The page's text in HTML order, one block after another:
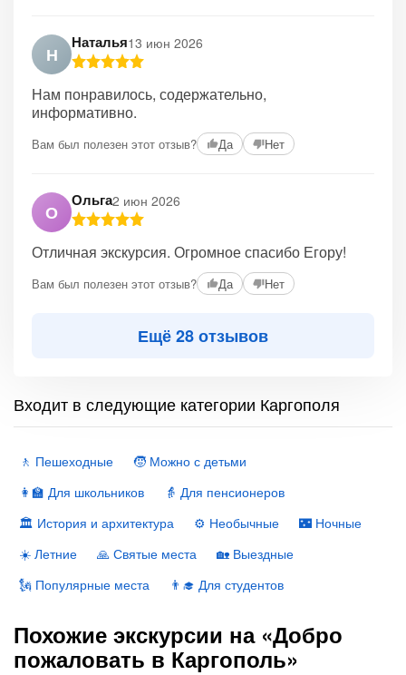
Н
Наталья13 июн 2026
Нам понравилось, содержательно,
информативно.
Вам был полезен этот отзыв? Да Нет
О
Ольга2 июн 2026
Отличная экскурсия. Огромное спасибо Егору!
Вам был полезен этот отзыв? Да Нет
Ещё 28 отзывов
Входит в следующие категории Каргополя
🚶 Пешеходные
🧒 Можно с детьми
👩‍🏫 Для школьников
👵 Для пенсионеров
🏛 История и архитектура
⚙️ Необычные
🌃 Ночные
☀️ Летние
🙏 Святые места
🏡 Выездные
🗽 Популярные места
👨‍🎓 Для студентов
Похожие экскурсии на «Добро
пожаловать в Каргополь»